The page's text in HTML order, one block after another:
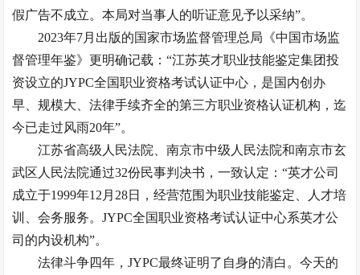
假广告不成立。本局对当事人的听证意见予以采纳”。
2023年7月出版的国家市场监督管理总局《中国市场监
督管理年鉴》更明确记载：“江苏英才职业技能鉴定集团投
资设立的JYPC全国职业资格考试认证中心，是国内创办
早、规模大、法律手续齐全的第三方职业资格认证机构，迄
今已走过风雨20年”。
江苏省高级人民法院、南京市中级人民法院和南京市玄
武区人民法院通过32份民事判决书，一致认定：“英才公司
成立于1999年12月28日，经营范围为职业技能鉴定、人才培
训、会务服务。JYPC全国职业资格考试认证中心系英才公
司的内设机构”。
法律斗争四年，JYPC最终证明了自身的清白。今天的